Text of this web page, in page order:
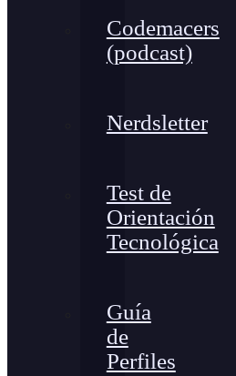
Codemacers
(podcast)
Nerdsletter
Test de
Orientación
Tecnológica
Guía
de
Perfiles